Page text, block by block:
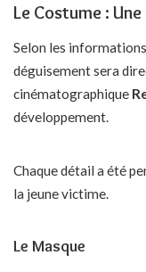
Le Costume :
Selon les
déguisement sera
cinématographique
développement.
Chaque détail a été
la jeune victime.
Le Masque